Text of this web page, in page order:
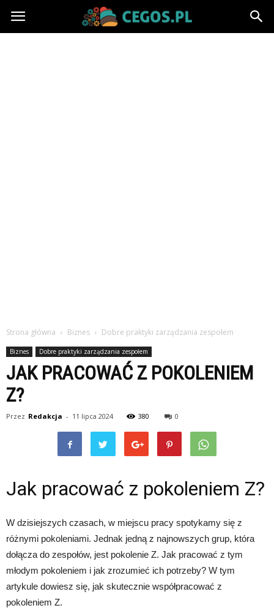
Cegos.pl
Strona główna Biznes Dobre praktyki zarządzania zespołem
Biznes Dobre praktyki zarządzania zespołem
JAK PRACOWAĆ Z POKOLENIEM
Z?
Przez Redakcja - 11 lipca 2024 380 0
Jak pracować z pokoleniem Z?
W dzisiejszych czasach, w miejscu pracy spotykamy się z
różnymi pokoleniami. Jednak jedną z najnowszych grup, która
dołącza do zespołów, jest pokolenie Z. Jak pracować z tym
młodym pokoleniem i jak zrozumieć ich potrzeby? W tym
artykule dowiesz się, jak skutecznie współpracować z
pokoleniem Z.